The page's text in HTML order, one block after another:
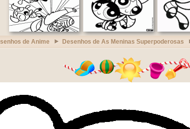
de Anime Desenhos de As Meninas Superpoderosas